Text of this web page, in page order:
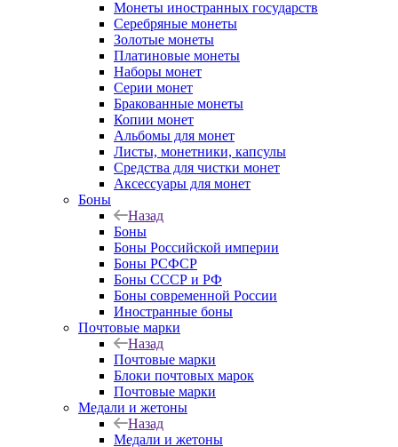
Монеты иностранных государств
Серебряные монеты
Золотые монеты
Платиновые монеты
Наборы монет
Серии монет
Бракованные монеты
Копии монет
Альбомы для монет
Листы, монетники, капсулы
Средства для чистки монет
Аксессуары для монет
Боны
Назад
Боны
Боны Российской империи
Боны РСФСР
Боны СССР и РФ
Боны современной России
Иностранные боны
Почтовые марки
Назад
Почтовые марки
Блоки почтовых марок
Почтовые марки
Медали и жетоны
Назад
Медали и жетоны